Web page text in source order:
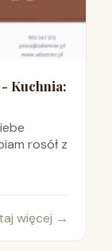
- Kuchnia:
rosół z
więcej →